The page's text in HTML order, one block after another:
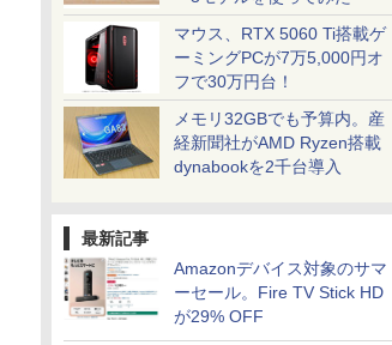
マウス、RTX 5060 Ti搭載ゲ
ーミングPCが7万5,000円オ
フで30万円台！
メモリ32GBでも予算内。産
経新聞社がAMD Ryzen搭載
dynabookを2千台導入
最新記事
Amazonデバイス対象のサマ
ーセール。Fire TV Stick HD
が29% OFF